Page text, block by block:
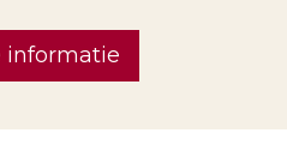
informatie